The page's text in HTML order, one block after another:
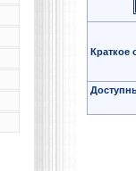
Краткое